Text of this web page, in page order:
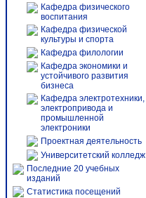
Кафедра физического
воспитания
Кафедра физической
культуры и спорта
Кафедра филологии
Кафедра экономики и
устойчивого развития
бизнеса
Кафедра электротехники,
электропривода и
промышленной
электроники
Проектная деятельность
Университетский колледж
Последние 20 учебных
изданий
Статистика посещений